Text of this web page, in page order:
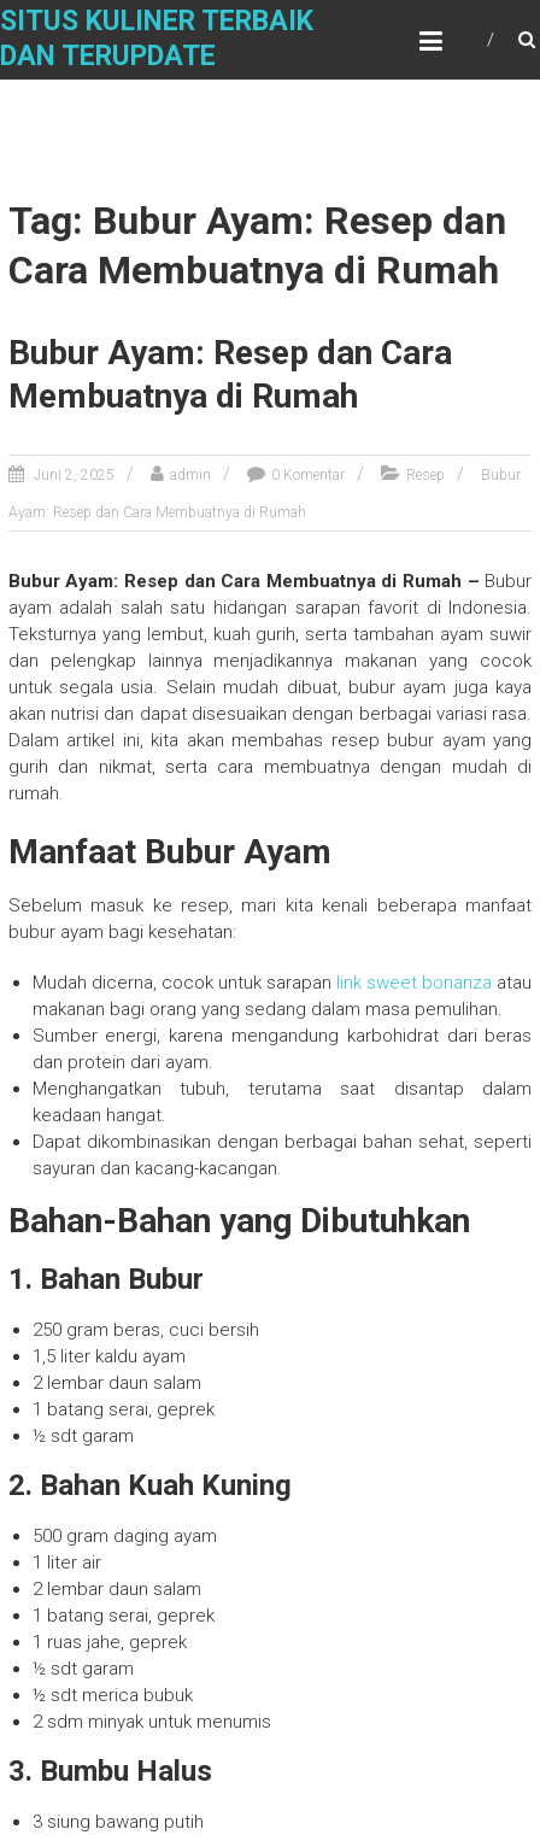
Skip
content
SITUS KULINER TERBAIK
DAN TERUPDATE
Tag: Bubur Ayam: Resep dan
Cara Membuatnya di Rumah
Bubur Ayam: Resep dan Cara
Membuatnya di Rumah
Juni 2, 2025 admin 0 Komentar Resep Bubur
Ayam: Resep dan Cara Membuatnya di Rumah
Bubur Ayam: Resep dan Cara Membuatnya di Rumah – Bubur
ayam adalah salah satu hidangan sarapan favorit di Indonesia.
Teksturnya yang lembut, kuah gurih, serta tambahan ayam suwir
dan pelengkap lainnya menjadikannya makanan yang cocok
untuk segala usia. Selain mudah dibuat, bubur ayam juga kaya
akan nutrisi dan dapat disesuaikan dengan berbagai variasi rasa.
Dalam artikel ini, kita akan membahas resep bubur ayam yang
gurih dan nikmat, serta cara membuatnya dengan mudah di
rumah.
Manfaat Bubur Ayam
Sebelum masuk ke resep, mari kita kenali beberapa manfaat
bubur ayam bagi kesehatan:
Mudah dicerna, cocok untuk sarapan link sweet bonanza atau
makanan bagi orang yang sedang dalam masa pemulihan.
Sumber energi, karena mengandung karbohidrat dari beras
dan protein dari ayam.
Menghangatkan tubuh, terutama saat disantap dalam
keadaan hangat.
Dapat dikombinasikan dengan berbagai bahan sehat, seperti
sayuran dan kacang-kacangan.
Bahan-Bahan yang Dibutuhkan
1. Bahan Bubur
250 gram beras, cuci bersih
1,5 liter kaldu ayam
2 lembar daun salam
1 batang serai, geprek
½ sdt garam
2. Bahan Kuah Kuning
500 gram daging ayam
1 liter air
2 lembar daun salam
1 batang serai, geprek
1 ruas jahe, geprek
½ sdt garam
½ sdt merica bubuk
2 sdm minyak untuk menumis
3. Bumbu Halus
3 siung bawang putih